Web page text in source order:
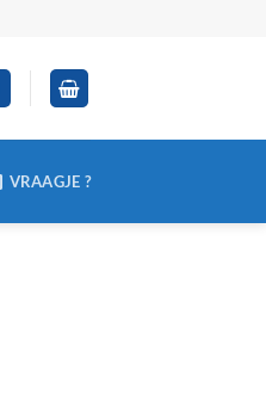
VRAAGJE ?